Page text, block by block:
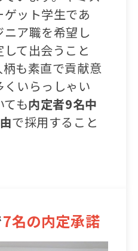
ット学生であ
ア職を希望し
て出会うこと
も素直で貢献意
いらっしゃい
も内定者9名中
で採用すること
7名の内定承諾